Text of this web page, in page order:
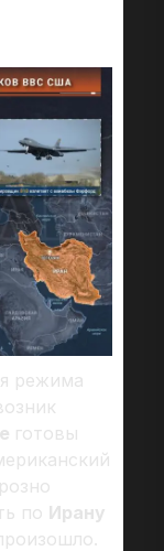
режима
готовы
по Ирану